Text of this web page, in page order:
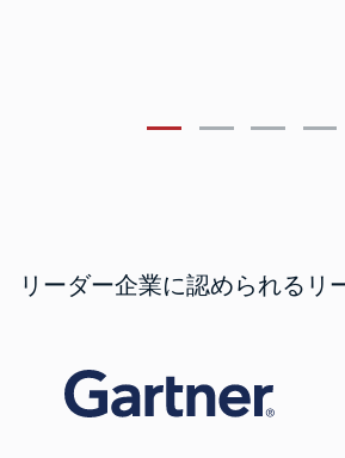
リーダー企業に認められるリ